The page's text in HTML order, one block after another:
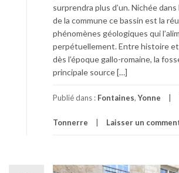
surprendra plus d’un. Nichée
de la commune ce bassin est la
phénomènes géologiques qui
perpétuellement. Entre histoire
dès l’époque gallo-romaine, la
principale source […]
Publié dans : Fontaines,Yonne
Tonnerre Laisser un